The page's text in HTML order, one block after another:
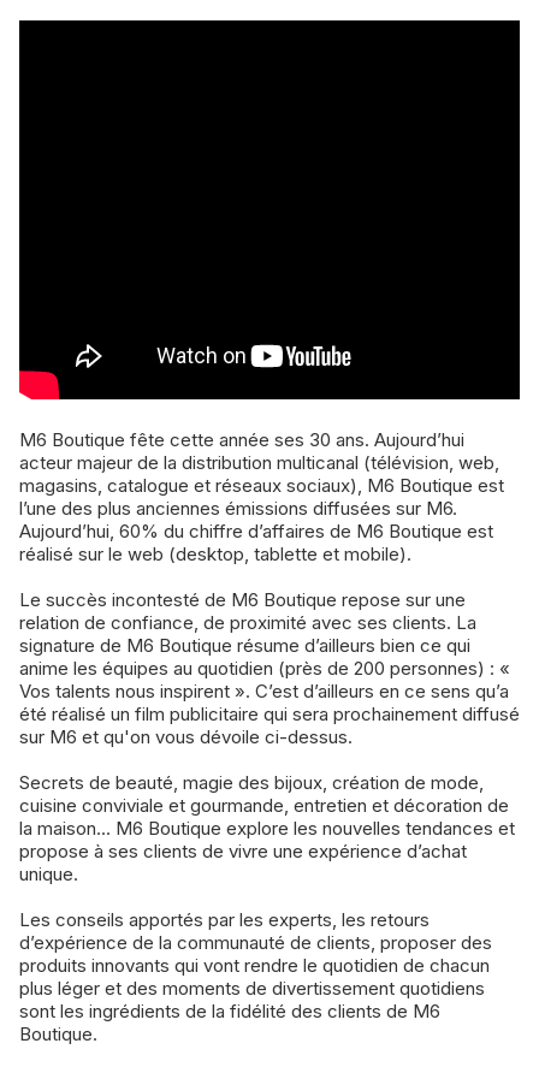
M6 Boutique fête cette année ses 30 ans. Aujourd’hui
acteur majeur de la distribution multicanal (télévision, web,
magasins, catalogue et réseaux sociaux), M6 Boutique est
l’une des plus anciennes émissions diffusées sur M6.
Aujourd’hui, 60% du chiffre d’affaires de M6 Boutique est
réalisé sur le web (desktop, tablette et mobile).
Le succès incontesté de M6 Boutique repose sur une
relation de confiance, de proximité avec ses clients. La
signature de M6 Boutique résume d’ailleurs bien ce qui
anime les équipes au quotidien (près de 200 personnes) : «
Vos talents nous inspirent ». C’est d’ailleurs en ce sens qu’a
été réalisé un film publicitaire qui sera prochainement diffusé
sur M6 et qu'on vous dévoile ci-dessus.
Secrets de beauté, magie des bijoux, création de mode,
cuisine conviviale et gourmande, entretien et décoration de
la maison... M6 Boutique explore les nouvelles tendances et
propose à ses clients de vivre une expérience d’achat
unique.
Les conseils apportés par les experts, les retours
d’expérience de la communauté de clients, proposer des
produits innovants qui vont rendre le quotidien de chacun
plus léger et des moments de divertissement quotidiens
sont les ingrédients de la fidélité des clients de M6
Boutique.